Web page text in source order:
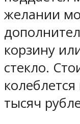
желании
корзину
стекло.
тысяч